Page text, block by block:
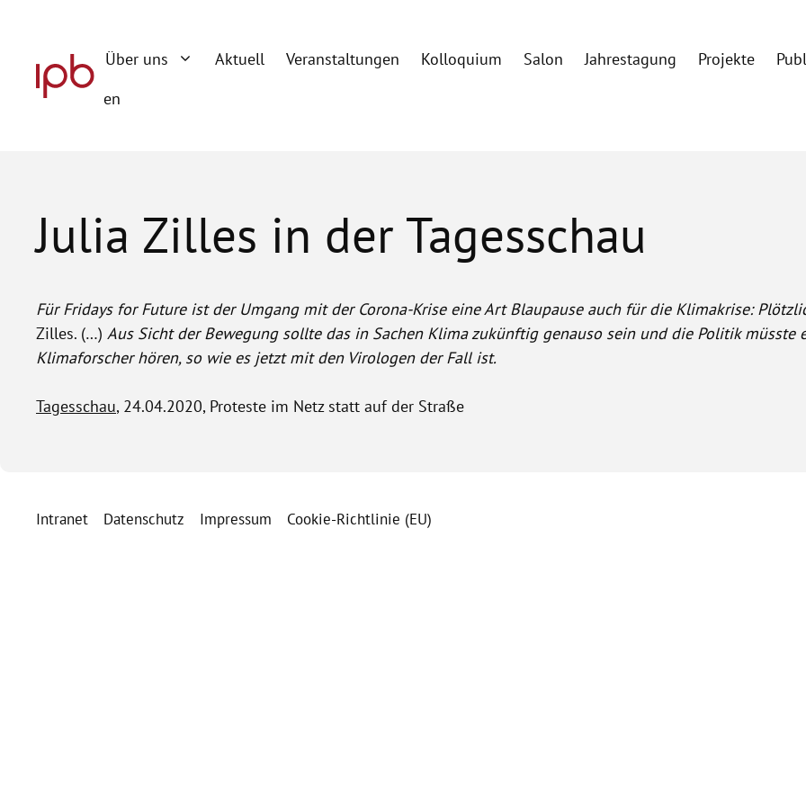
springen
Über uns Aktuell Veranstaltungen Kolloquium Salon Jahrestagung Projekte
en
Julia Zilles in der Tagesschau
Für Fridays for Future ist der Umgang mit der Corona-Krise eine Art Blaupause auch für die Klimakrise:
Zilles. (…) Aus Sicht der Bewegung sollte das in Sachen Klima zukünftig genauso sein und die Politik müsste
Klimaforscher hören, so wie es jetzt mit den Virologen der Fall ist.
Tagesschau, 24.04.2020, Proteste im Netz statt auf der Straße
Intranet Datenschutz Impressum Cookie-Richtlinie (EU)